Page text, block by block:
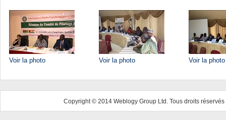
Voir la photo Voir la photo Voir la photo
Copyright © 2014 Weblogy Group Ltd. Tous droits